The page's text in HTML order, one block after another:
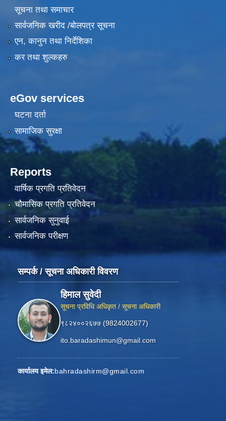
सूचना तथा समाचार
सार्वजनिक खरीद /बोलपत्र सूचना
एन, कानुन तथा निर्देशिका
कर तथा शुल्कहरु
eGov services
घटना दर्ता
सामाजिक सुरक्षा
Reports
वार्षिक प्रगति प्रतिवेदन
चौमासिक प्रगति प्रतिवेदन
सार्वजनिक सुनुवाई
सार्वजनिक परीक्षण
सम्पर्क / सूचना अधिकारी विवरण
हिमाल सुवेदी
सूचना प्रविधि अधिकृत / सूचना अधिकारी
९८२४००२६७७ (9824002677)
ito.baradashimun@gmail.com
कार्यालय इमेल:bahradashirm@gmail.com